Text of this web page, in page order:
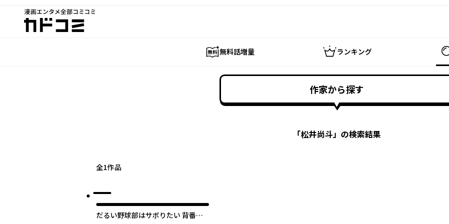
漫画エンタメ全部コミコミ
カドコミ
無料話増量 ランキング
作家から探す
「松井尚斗」の検索結果
全1作品
だるい野球部はサボりたい 背番号